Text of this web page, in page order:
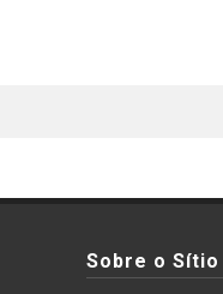
Sobre o Sítio